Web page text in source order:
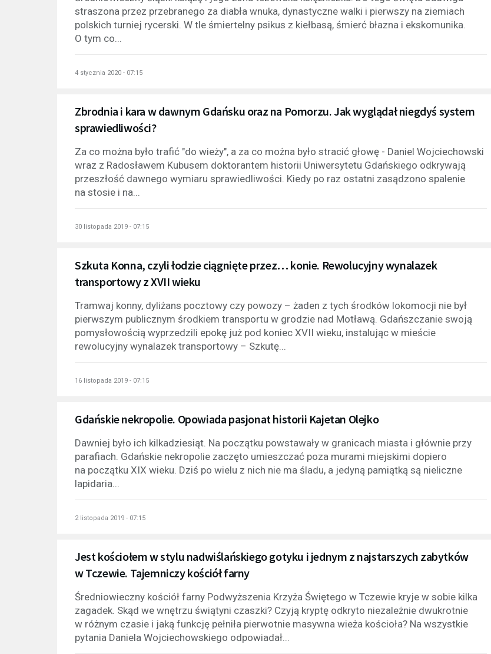
straszona przez przebranego za diabła wnuka, dynastyczne walki i pierwszy na ziemiach
polskich turniej rycerski. W tle śmiertelny psikus z kiełbasą, śmierć błazna i ekskomunika.
O tym co...
4 stycznia 2020 - 07:15
Zbrodnia i kara w dawnym Gdańsku oraz na Pomorzu. Jak wyglądał niegdyś system
sprawiedliwości?
Za co można było trafić "do wieży", a za co można było stracić głowę - Daniel Wojciechowski
wraz z Radosławem Kubusem doktorantem historii Uniwersytetu Gdańskiego odkrywają
przeszłość dawnego wymiaru sprawiedliwości. Kiedy po raz ostatni zasądzono spalenie
na stosie i na...
30 listopada 2019 - 07:15
Szkuta Konna, czyli łodzie ciągnięte przez… konie. Rewolucyjny wynalazek
transportowy z XVII wieku
Tramwaj konny, dyliżans pocztowy czy powozy – żaden z tych środków lokomocji nie był
pierwszym publicznym środkiem transportu w grodzie nad Motławą. Gdańszczanie swoją
pomysłowością wyprzedzili epokę już pod koniec XVII wieku, instalując w mieście
rewolucyjny wynalazek transportowy – Szkutę...
16 listopada 2019 - 07:15
Gdańskie nekropolie. Opowiada pasjonat historii Kajetan Olejko
Dawniej było ich kilkadziesiąt. Na początku powstawały w granicach miasta i głównie przy
parafiach. Gdańskie nekropolie zaczęto umieszczać poza murami miejskimi dopiero
na początku XIX wieku. Dziś po wielu z nich nie ma śladu, a jedyną pamiątką są nieliczne
lapidaria...
2 listopada 2019 - 07:15
Jest kościołem w stylu nadwiślańskiego gotyku i jednym z najstarszych zabytków
w Tczewie. Tajemniczy kościół farny
Średniowieczny kościół farny Podwyższenia Krzyża Świętego w Tczewie kryje w sobie kilka
zagadek. Skąd we wnętrzu świątyni czaszki? Czyją kryptę odkryto niezależnie dwukrotnie
w różnym czasie i jaką funkcję pełniła pierwotnie masywna wieża kościoła? Na wszystkie
pytania Daniela Wojciechowskiego odpowiadał...